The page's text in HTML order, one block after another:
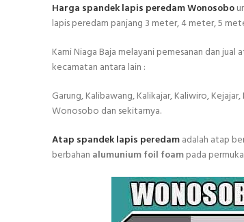
Harga spandek lapis peredam Wonosobo
lapis peredam panjang 3 meter, 4 meter, 5
Kami Niaga Baja melayani pemesanan dan
kecamatan antara lain :
Garung, Kalibawang, Kalikajar, Kaliwiro,
Wonosobo dan sekitarnya.
Atap spandek lapis peredamadalah atap
berbahan alumunium foil foampada